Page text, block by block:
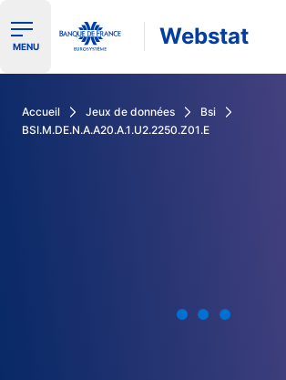
Ouvrir le menu de navigation
MENU Webstat
Accueil Jeux de données
Bsi
BSI.M.DE.N.A.A20.A.1.U2.2250.Z01.E